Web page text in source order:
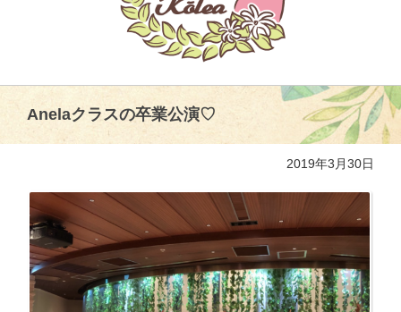
Anelaクラスの卒業公演♡
2019年3月30日